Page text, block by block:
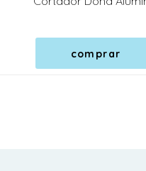
comprar